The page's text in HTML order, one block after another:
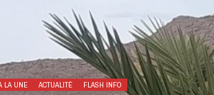
LA UNE ACTUALITÉ FLASH INFO